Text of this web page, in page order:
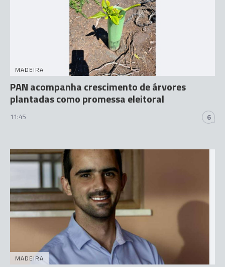
MADEIRA
PAN acompanha crescimento de árvores
plantadas como promessa eleitoral
11:45 6
MADEIRA